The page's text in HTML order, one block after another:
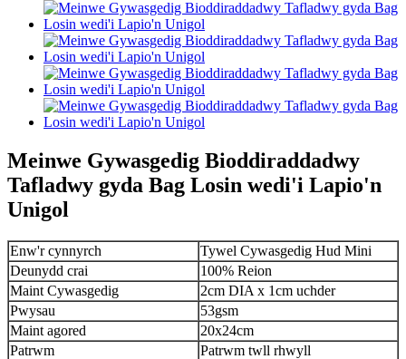
Meinwe Gywasgedig Bioddiraddadwy
Tafladwy gyda Bag Losin wedi'i Lapio'n
Unigol
Enw'r cynnyrch
Tywel Cywasgedig Hud Mini
Deunydd crai
100% Reion
Maint Cywasgedig
2cm DIA x 1cm uchder
Pwysau
53gsm
Maint agored
20x24cm
Patrwm
Patrwm twll rhwyll